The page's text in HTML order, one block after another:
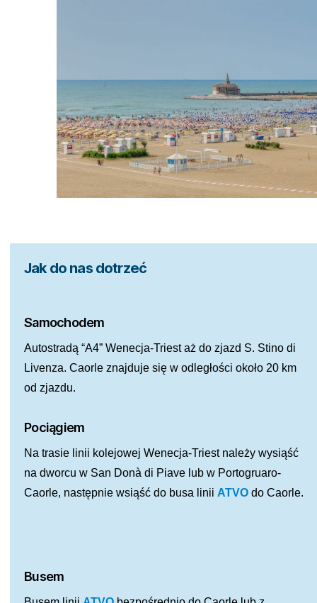
Jak do nas dotrzeć
Samochodem
Autostradą “A4” Wenecja-Triest aż do zjazd S. Stino di
Livenza. Caorle znajduje się w odległości około 20 km
od zjazdu.
Pociągiem
Na trasie linii kolejowej Wenecja-Triest należy wysiąść
na dworcu w San Donà di Piave lub w Portogruaro-
Caorle, następnie wsiąść do busa linii ATVO do Caorle.
Busem